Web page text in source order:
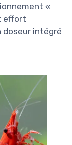
«
effort
doseur intégré